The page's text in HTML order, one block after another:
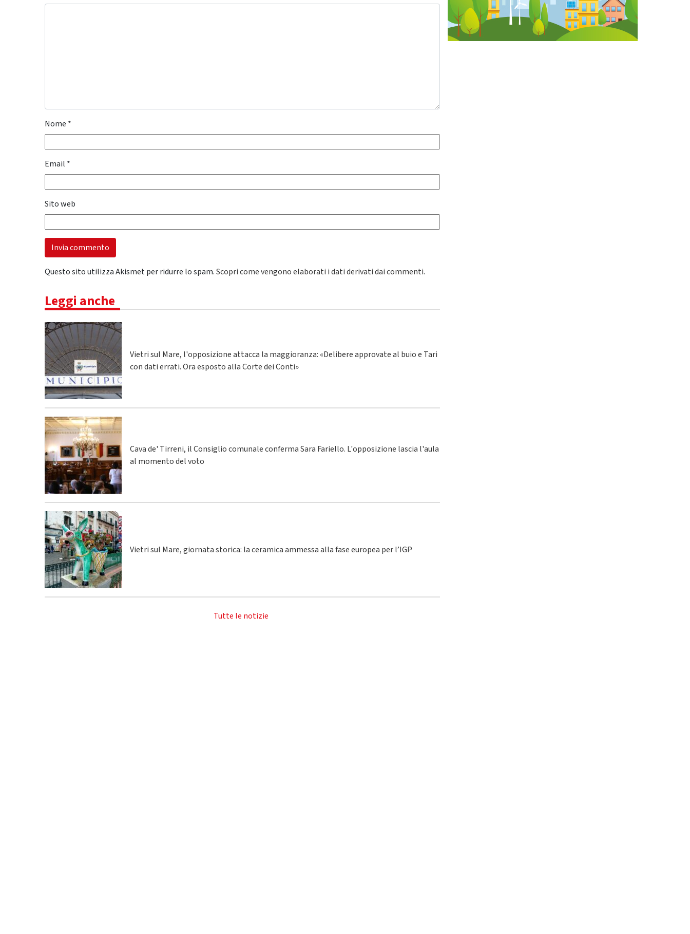
Nome *
Email *
Sito web
Questo sito utilizza Akismet per ridurre lo spam.Scopri come vengono elaborati i dati derivati dai commenti.
Leggi anche
Vietri sul Mare, l'opposizione attacca la maggioranza: «Delibere approvate al buio e Tari
con dati errati. Ora esposto alla Corte dei Conti»
Cava de' Tirreni, il Consiglio comunale conferma Sara Fariello. L'opposizione lascia l'aula
al momento del voto
Vietri sul Mare, giornata storica: la ceramica ammessa alla fase europea per l’IGP
Tutte le notizie